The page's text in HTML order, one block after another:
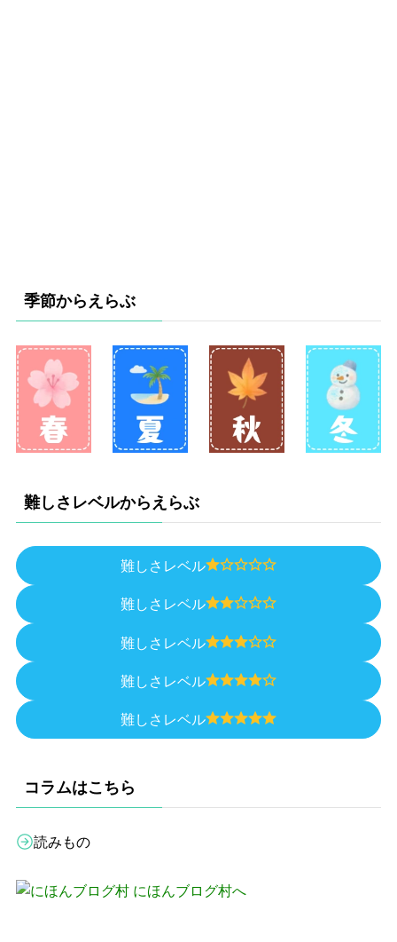
季節からえらぶ
難しさレベルからえらぶ
難しさレベル
難しさレベル
難しさレベル
難しさレベル
難しさレベル
コラムはこちら
読みもの